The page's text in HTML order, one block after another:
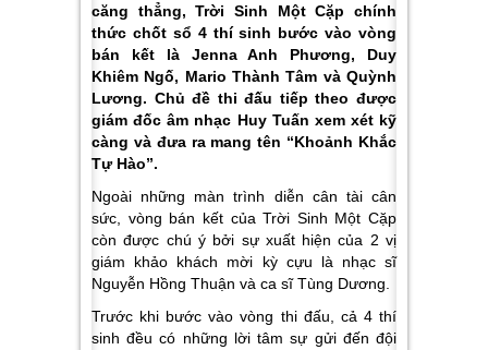
căng thẳng,Trời Sinh Một Cặpchính
thức chốt sổ 4 thí sinh bước vào vòng
bán kết là Jenna Anh Phương, Duy
Khiêm Ngố, Mario Thành Tâm và Quỳnh
Lương. Chủ đề thi đấu tiếp theo được
giám đốc âm nhạc Huy Tuấn xem xét kỹ
càng và đưa ra mang tên “Khoảnh Khắc
Tự Hào”.
Ngoài những màn trình diễn cân tài cân
sức, vòng bán kết củaTrời Sinh Một Cặp
còn được chú ý bởi sự xuất hiện của 2 vị
giám khảo khách mời kỳ cựu là nhạc sĩ
Nguyễn Hồng Thuận và ca sĩ Tùng Dương.
Trước khi bước vào vòng thi đấu, cả 4 thí
sinh đều có những lời tâm sự gửi đến đội